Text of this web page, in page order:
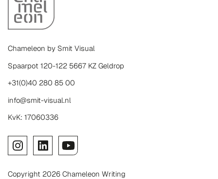
Chameleon by Smit Visual
Spaarpot 120-122 5667 KZ Geldrop
+31(0)40 280 85 00
info@smit-visual.nl
KvK: 17060336
Copyright 2026 Chameleon Writing